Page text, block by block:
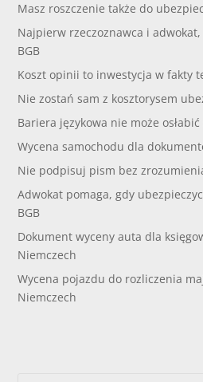
Masz roszczenie także do
Najpierw rzeczoznawca i
BGB
Koszt opinii to inwestycja w fakty
Nie zostań sam z kosztorysem
Bariera językowa nie może osłabić
Wycena samochodu dla
Nie podpisuj pism bez
Adwokat pomaga, gdy
BGB
Dokument wyceny auta dla
Niemczech
Wycena pojazdu do rozliczenia
Niemczech